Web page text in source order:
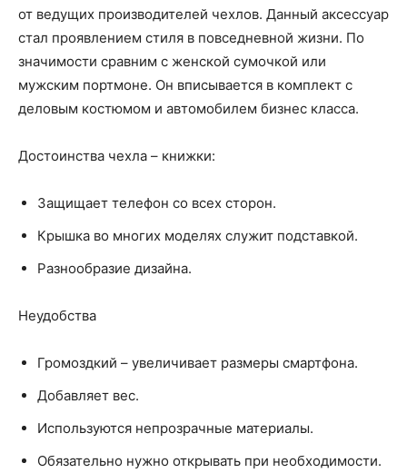
от ведущих производителей чехлов. Данный аксессуар
стал проявлением стиля в повседневной жизни. По
значимости сравним с женской сумочкой или
мужским портмоне. Он вписывается в комплект с
деловым костюмом и автомобилем бизнес класса.
Достоинства чехла – книжки:
Защищает телефон со всех сторон.
Крышка во многих моделях служит подставкой.
Разнообразие дизайна.
Неудобства
Громоздкий – увеличивает размеры смартфона.
Добавляет вес.
Используются непрозрачные материалы.
Обязательно нужно открывать при необходимости.